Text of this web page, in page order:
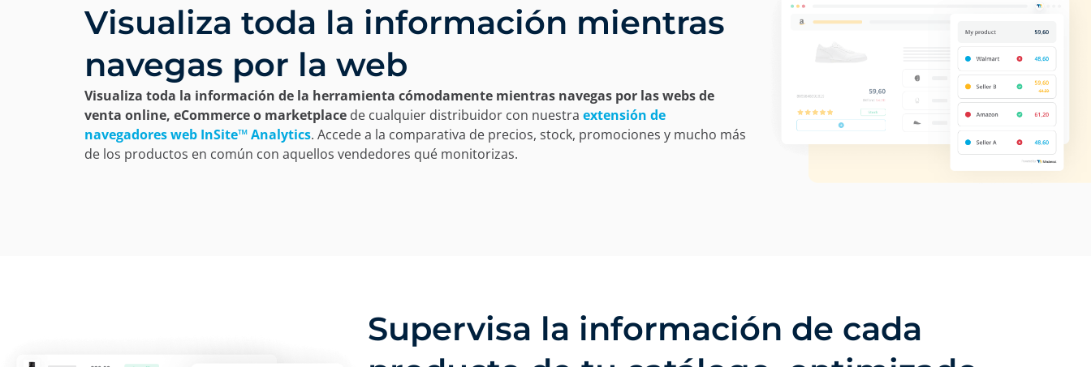
Visualiza toda la información mientras
navegas por la web
Visualiza toda la información de la herramienta cómodamente mientras navegas por las webs de
venta online, eCommerce o marketplace de cualquier distribuidor con nuestra extensión de
navegadores web InSite™ Analytics. Accede a la comparativa de precios, stock, promociones y mucho más
de los productos en común con aquellos vendedores qué monitorizas.
Supervisa la información de cada